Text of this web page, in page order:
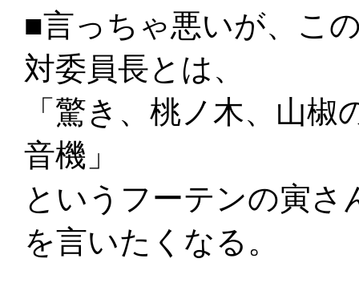
■言っちゃ悪いが、こ
対委員長とは、
「驚き、桃ノ木、山
音機」
というフーテンの寅
を言いたくなる。